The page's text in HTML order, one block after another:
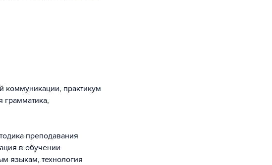
коммуникации, практикум
грамматика,
преподавания
в обучении
языкам, технология